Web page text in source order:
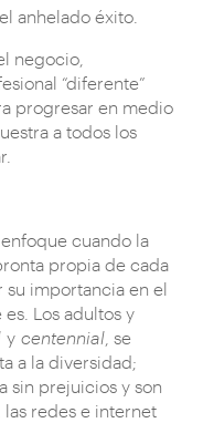
anhelado éxito.
negocio,
“diferente”
progresar en medio
a todos los
cuando la
propia de cada
su importancia en el
Los adultos y
ycentennial , se
a la diversidad;
sin prejuicios y son
las redes e internet